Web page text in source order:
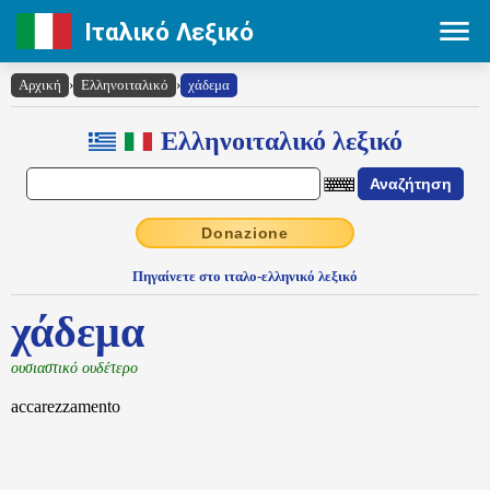
Ιταλικό Λεξικό
Αρχική › Ελληνοιταλικό › χάδεμα
Ελληνοιταλικό λεξικό
Donazione
Πηγαίνετε στο ιταλο-ελληνικό λεξικό
χάδεμα
ουσιαστικό ουδέτερο
accarezzamento